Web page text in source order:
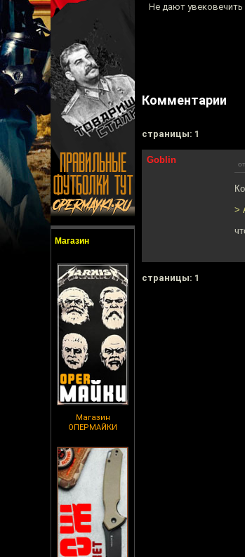
Магазин
Магазин
ОПЕРМАЙКИ
Не дают увековечить
Комментарии
cтраницы: 1
Goblin
>
cтраницы: 1